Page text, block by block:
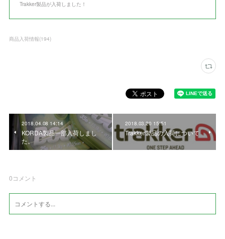
Trakker製品が入荷しました！
商品入荷情報(194)
2018.04.08 14:14
KORDA製品一部入荷しまし
た。
2018.03.20 15:51
Trakker製品の入荷について
0コメント